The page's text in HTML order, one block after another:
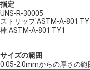
指定
UNS-R-30005
ストリップ:ASTM-A-801
棒:ASTM-A-801 TY1
サイズの範囲
0.05-2.0mmからの厚さの